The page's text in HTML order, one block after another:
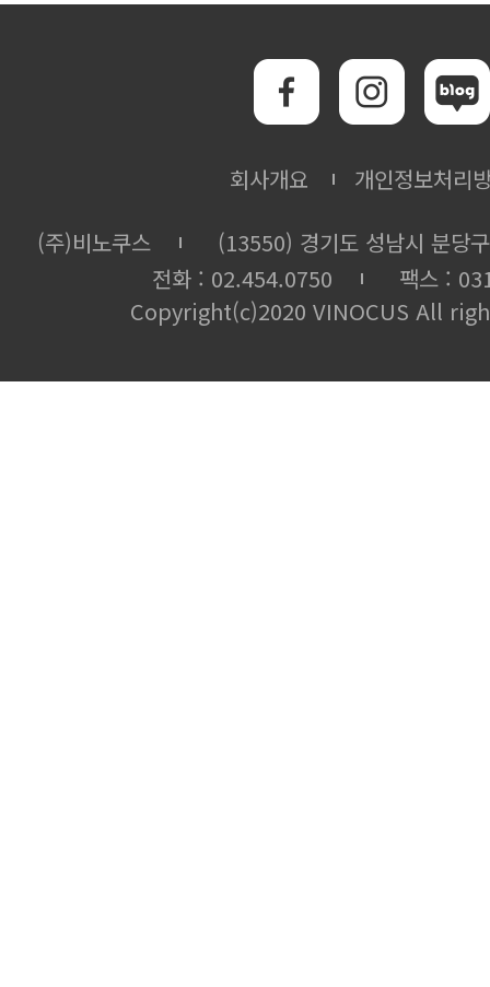
회사개요
개인정보처리
(주)비노쿠스
(13550) 경기도 성남시 분당
전화 : 02.454.0750
팩스 :
Copyright(c)2020 VINOCUS All